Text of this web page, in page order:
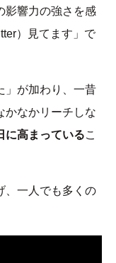
影響力の強さを感
）見てます」で
」が加わり、一昔
かなかリーチしな
に高まっているこ
、一人でも多くの